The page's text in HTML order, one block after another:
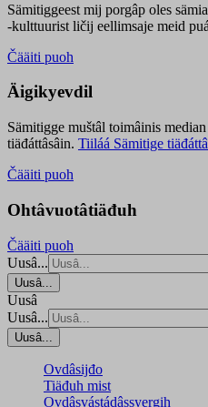
Sämitiggeest mij porgâp oles
-kulttuurist ličij eellimsaje meid
Čääiti puoh
Äigikyevdil
Sämitigge muštâl toimâinis
tiäđáttâsâin. Tiiláá Sämitige
Čääiti puoh
Ohtâvuotâtiäđuh
Čääiti puoh
Uusâ...
Uusâ...
Uusâ
Uusâ...
Uusâ...
Ovdâsijđo
Tiäđuh mist
Ovdâsvástádâssyergih